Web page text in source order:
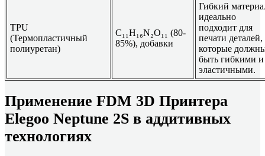
TPU
(Термопластичный
полиуретан)
C₁₁H₁₆N₂O₁₁ (80-
85%), добавки
Гибкий
идеально
подходит для
печати деталей,
которые
быть гибкими и
эластичными.
Применение FDM 3D Принтера
Elegoo Neptune 2S в аддитивных
технологиях